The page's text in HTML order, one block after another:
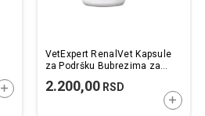
DODAJTE U KORPU
VetExpert RenalVet Kapsule
za Podršku Bubrezima za
2.200,00RSD